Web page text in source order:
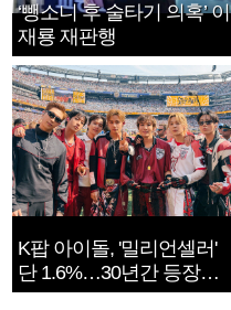
‘뺑소니 후 술타기 의혹’ 이
재룡 재판행
K팝 아이돌, '밀리언셀러'
단 1.6%…30년간 등장
1182개팀 전수조사